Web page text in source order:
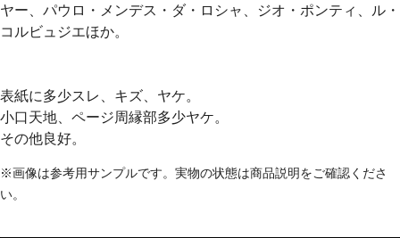
ヤー、パウロ・メンデス・ダ・ロシャ、ジオ・ポンティ、ル・
コルビュジエほか。
表紙に多少スレ、キズ、ヤケ。
小口天地、ページ周縁部多少ヤケ。
その他良好。
※画像は参考用サンプルです。実物の状態は商品説明をご確認くださ
い。